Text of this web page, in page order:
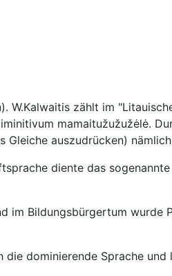
zählt im
mamaitužužužėlė.
auszudrücken)
diente das sogenannte
im Bildungsbürgertum wurde
dominierende Sprache